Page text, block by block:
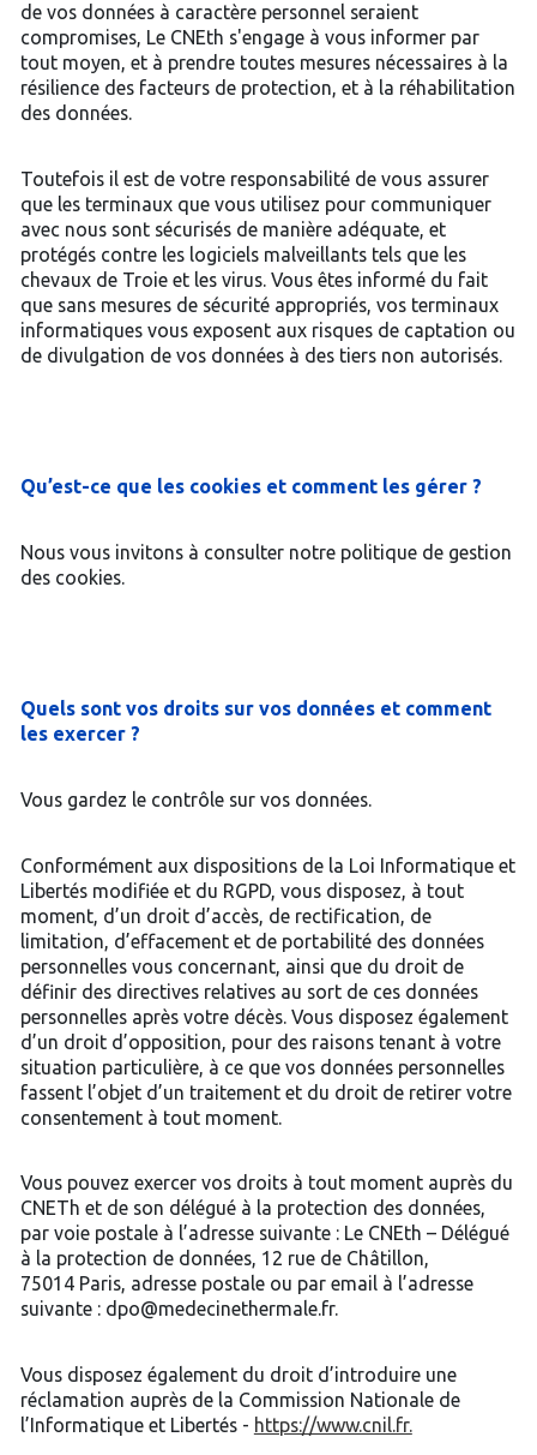
de vos données à caractère personnel seraient
compromises, Le CNEth s'engage à vous informer par
tout moyen, et à prendre toutes mesures nécessaires à la
résilience des facteurs de protection, et à la réhabilitation
des données.
Toutefois il est de votre responsabilité de vous assurer
que les terminaux que vous utilisez pour communiquer
avec nous sont sécurisés de manière adéquate, et
protégés contre les logiciels malveillants tels que les
chevaux de Troie et les virus. Vous êtes informé du fait
que sans mesures de sécurité appropriés, vos terminaux
informatiques vous exposent aux risques de captation ou
de divulgation de vos données à des tiers non autorisés.
Qu’est-ce que les cookies et comment les gérer ?
Nous vous invitons à consulter notre politique de gestion
des cookies.
Quels sont vos droits sur vos données et comment
les exercer ?
Vous gardez le contrôle sur vos données.
Conformément aux dispositions de la Loi Informatique et
Libertés modifiée et du RGPD, vous disposez, à tout
moment, d’un droit d’accès, de rectification, de
limitation, d’effacement et de portabilité des données
personnelles vous concernant, ainsi que du droit de
définir des directives relatives au sort de ces données
personnelles après votre décès. Vous disposez également
d’un droit d’opposition, pour des raisons tenant à votre
situation particulière, à ce que vos données personnelles
fassent l’objet d’un traitement et du droit de retirer votre
consentement à tout moment.
Vous pouvez exercer vos droits à tout moment auprès du
CNETh et de son délégué à la protection des données,
par voie postale à l’adresse suivante : Le CNEth – Délégué
à la protection de données, 12 rue de Châtillon,
75014 Paris, adresse postale ou par email à l’adresse
suivante : dpo@medecinethermale.fr.
Vous disposez également du droit d’introduire une
réclamation auprès de la Commission Nationale de
l’Informatique et Libertés - https://www.cnil.fr.